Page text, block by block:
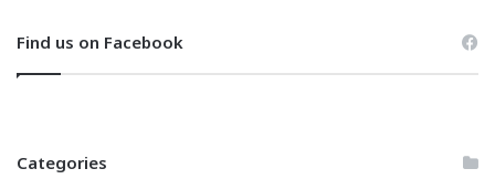
Find us on Facebook
Categories